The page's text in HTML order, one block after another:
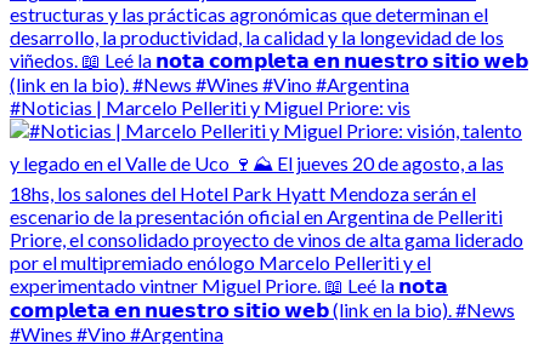
#Noticias | Marcelo Pelleriti y Miguel Priore: vis